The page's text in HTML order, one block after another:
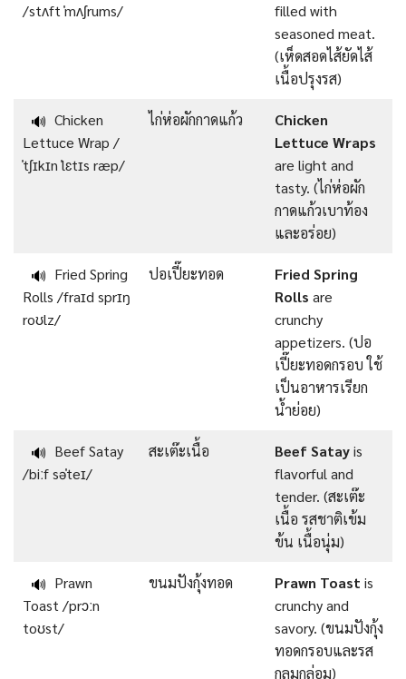
/stʌft ˈmʌʃrums/
filled with
seasoned meat.
(เห็ดสอดไส้ยัดไส้
เนื้อปรุงรส)
🔊 Chicken
Lettuce Wrap /
ˈtʃɪkɪn ˈlɛtɪs ræp/
ไก่ห่อผักกาดแก้ว
Chicken
Lettuce Wraps
are light and
tasty. (ไก่ห่อผัก
กาดแก้วเบาท้อง
และอร่อย)
🔊 Fried Spring
Rolls /fraɪd sprɪŋ
roʊlz/
ปอเปี๊ยะทอด
Fried Spring
Rolls are
crunchy
appetizers. (ปอ
เปี๊ยะทอดกรอบ ใช้
เป็นอาหารเรียก
น้ำย่อย)
🔊 Beef Satay
/biːf səˈteɪ/
สะเต๊ะเนื้อ Beef Satayis
flavorful and
tender. (สะเต๊ะ
เนื้อ รสชาติเข้ม
ข้น เนื้อนุ่ม)
🔊 Prawn
Toast /prɔːn
toʊst/
ขนมปังกุ้งทอด Prawn Toast is
crunchy and
savory. (ขนมปังกุ้ง
ทอดกรอบและรส
กลมกล่อม)